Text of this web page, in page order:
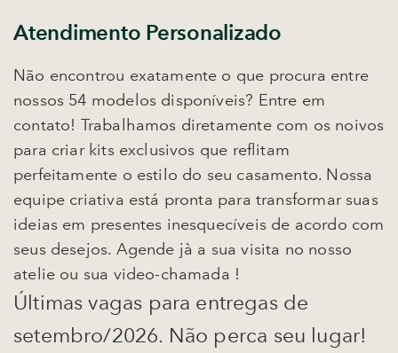
Atendimento Personalizado
Não encontrou exatamente o que procura entre
nossos 54 modelos disponíveis? Entre em
contato! Trabalhamos diretamente com os noivos
para criar kits exclusivos que reflitam
perfeitamente o estilo do seu casamento. Nossa
equipe criativa está pronta para transformar suas
ideias em presentes inesquecíveis de acordo com
seus desejos. Agende jà a sua visita no nosso
atelie ou sua video-chamada !
Últimas vagas para entregas de
setembro/2026. Não perca seu lugar!